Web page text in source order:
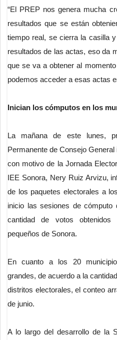
“El PREP nos genera mucha
resultados que se están
tiempo real, se cierra la casilla
resultados de las actas, eso da
que se va a obtener al
podemos acceder a esas actas
Inician los cómputos en los
La mañana de este lunes,
Permanente de Consejo
con motivo de la Jornada
IEE Sonora, Nery Ruiz Arvizu,
de los paquetes electorales a
inicio las sesiones de
cantidad de votos
pequeños de Sonora.
En cuanto a los 20
grandes, de acuerdo a la
distritos electorales, el conteo
de junio.
A lo largo del desarrollo de la